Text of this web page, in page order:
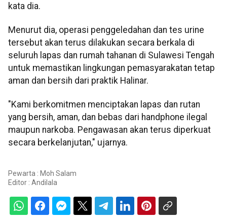
kata dia.
Menurut dia, operasi penggeledahan dan tes urine
tersebut akan terus dilakukan secara berkala di
seluruh lapas dan rumah tahanan di Sulawesi Tengah
untuk memastikan lingkungan pemasyarakatan tetap
aman dan bersih dari praktik Halinar.
"Kami berkomitmen menciptakan lapas dan rutan
yang bersih, aman, dan bebas dari handphone ilegal
maupun narkoba. Pengawasan akan terus diperkuat
secara berkelanjutan," ujarnya.
Pewarta : Moh Salam
Editor : Andilala